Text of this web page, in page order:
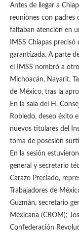
Antes de llegar a
reuniones con padres
faltaban atención en
IMSS Chiapas
garantizada. A parte
el IMSS nombró a
Michoacán, Nayarit,
de México, tras la
En la sala del H.
Robledo, deseo éxito
nuevos titulares del
toma de posesión
En la sesión
general y secretario
Carazo Preciado,
Trabajadores de
Guzmán, secretario
Mexicana (CROM);
Confederación